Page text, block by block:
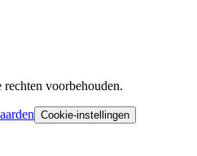
voorbehouden.
Cookie-instellingen